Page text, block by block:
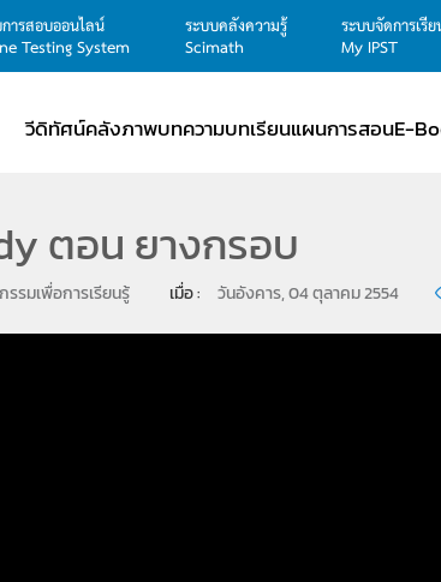
ารสอบออนไลน์
Testing System
ระบบคลังความรู้
Scimath
ระบบจัดการเรี
My IPST
วีดิทัศน์คลังภาพบทความบทเรียนแผนการสอนE-
ตอน ยางกรอบ
รรมเพื่อการเรียนรู้ เมื่อ : วันอังคาร, 04 ตุลาคม 2554